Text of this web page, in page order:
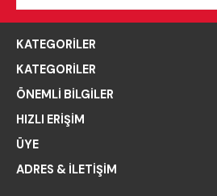
KATEGORILER
KATEGORILER
ÖNEMLI BILGILER
HIZLI ERIŞIM
ÜYE
ADRES & İLETIŞIM